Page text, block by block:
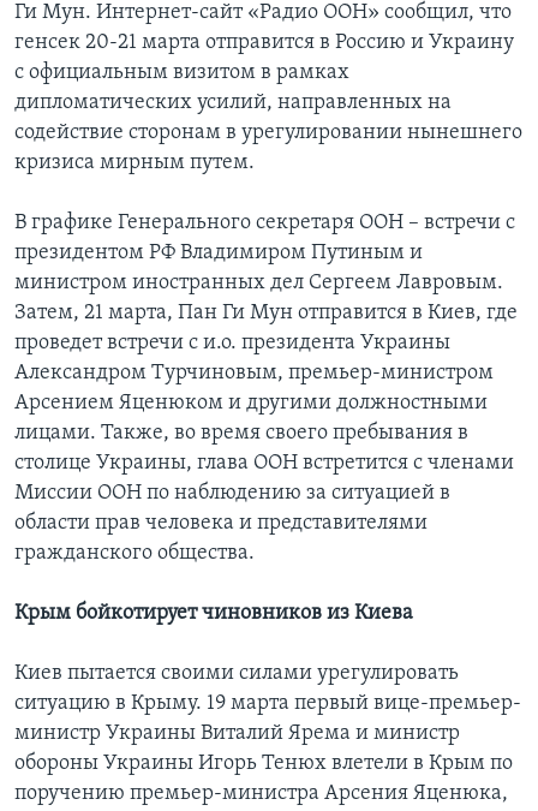
Ги Мун. Интернет-сайт «Радио ООН» сообщил, что
генсек 20-21 марта отправится в Россию и Украину
с официальным визитом в рамках
дипломатических усилий, направленных на
содействие сторонам в урегулировании нынешнего
кризиса мирным путем.
В графике Генерального секретаря ООН – встречи с
президентом РФ Владимиром Путиным и
министром иностранных дел Сергеем Лавровым.
Затем, 21 марта, Пан Ги Мун отправится в Киев, где
проведет встречи с и.о. президента Украины
Александром Турчиновым, премьер-министром
Арсением Яценюком и другими должностными
лицами. Также, во время своего пребывания в
столице Украины, глава ООН встретится с членами
Миссии ООН по наблюдению за ситуацией в
области прав человека и представителями
гражданского общества.
Крым бойкотирует чиновников из Киева
Киев пытается своими силами урегулировать
ситуацию в Крыму. 19 марта первый вице-премьер-
министр Украины Виталий Ярема и министр
обороны Украины Игорь Тенюх влетели в Крым по
поручению премьер-министра Арсения Яценюка,